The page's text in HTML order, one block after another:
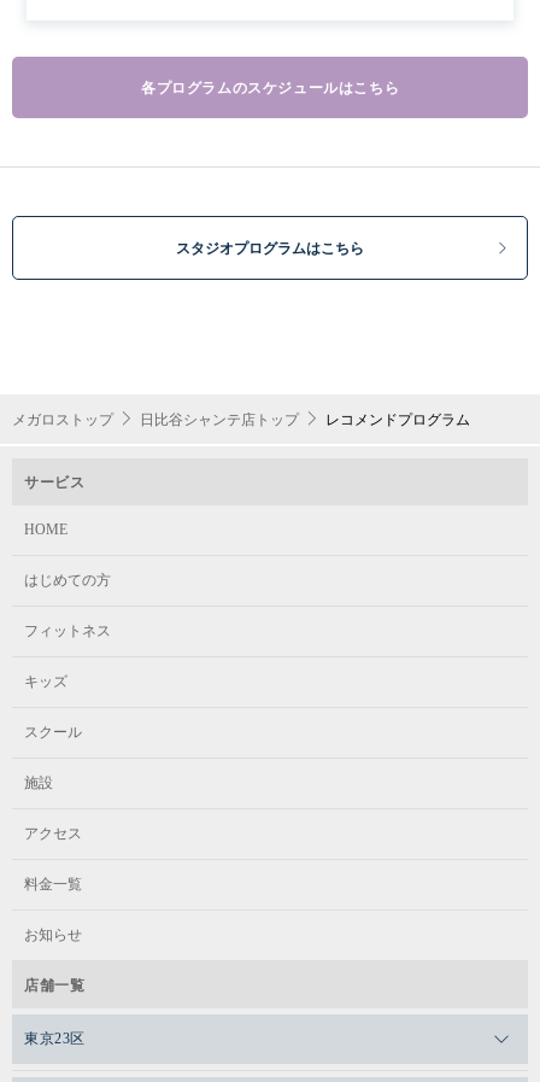
各プログラムのスケジュールはこちら
スタジオプログラムはこちら
メガロストップ 日比谷シャンテ店トップ レコメンドプログラム
サービス
HOME
はじめての方
フィットネス
キッズ
スクール
施設
アクセス
料金一覧
お知らせ
店舗一覧
東京23区